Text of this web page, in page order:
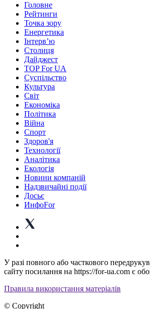
Головне
Рейтинги
Точка зору
Енергетика
Інтерв’ю
Столиця
Дайджест
TOP For UA
Суспiльство
Культура
Світ
Економіка
Політика
Війна
Спорт
Здоров'я
Технології
Аналітика
Екологія
Новини компаній
Надзвичайні події
Досьє
ИнфоFor
У разі повного або часткового
сайту посилання на https://for-ua.com є
Правила використання матеріалів
© Copyright